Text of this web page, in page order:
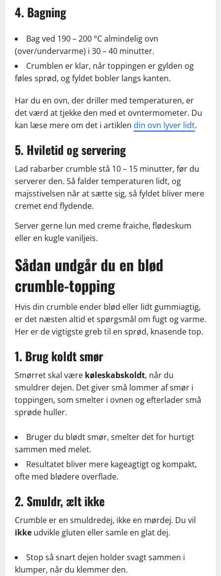
4. Bagning
Bag ved 190 – 200 °C almindelig ovn
(over/undervarme) i 30 – 40 minutter.
Crumblen er klar, når toppingen er gylden og
føles sprød, og fyldet bobler langs kanten.
Har du en ovn, der driller med temperaturen, er
det værd at tjekke den med et ovntermometer. Du
kan læse mere om det i artiklen din ovn lyver lidt.
5. Hviletid og servering
Lad rabarber crumble stå 10 – 15 minutter, før du
serverer den. Så falder temperaturen lidt, og
majsstivelsen når at sætte sig, så fyldet bliver mere
cremet end flydende.
Server gerne lun med creme fraiche, flødeskum
eller en kugle vaniljeis.
Sådan undgår du en blød
crumble-topping
Hvis din crumble ender blød eller lidt gummiagtig,
er det næsten altid et spørgsmål om fugt og varme.
Her er de vigtigste greb til en sprød, knasende top.
1. Brug koldt smør
Smørret skal være køleskabskoldt, når du
smuldrer dejen. Det giver små lommer af smør i
toppingen, som smelter i ovnen og efterlader små
sprøde huller.
Bruger du blødt smør, smelter det for hurtigt
sammen med melet.
Resultatet bliver mere kageagtigt og kompakt,
ofte med blødere overflade.
2. Smuldr, ælt ikke
Crumble er en smuldredej, ikke en mørdej. Du vil
ikke udvikle gluten eller samle en glat dej.
Stop så snart dejen holder svagt sammen i
klumper, når du klemmer den.